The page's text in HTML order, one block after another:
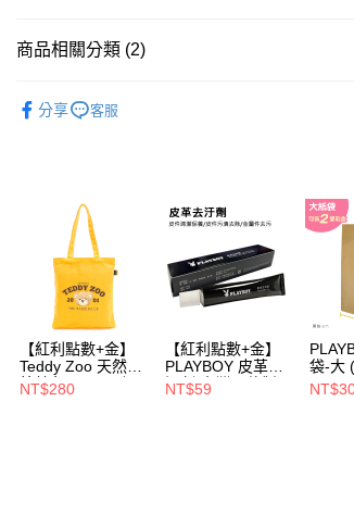
消。如遇「轉專審核」未通過狀況，表示未達大哥付你分
無法說明評估內容。
1.分期款項不併入電信帳單，「大哥付你分期」於每月結
醒簡訊。
1.本服務係由「台灣大哥大股份有限公司」（以下簡稱本
用戶於交易時，得透過本服務購買商品或服務，並由商店
款買賣價金債權讓與本公司後，依約使用本公司帳單繳交
2.基於同意付款使用「大哥付你分期」之契約關係目的，
資料（包含姓名、電話或地址）提供予台灣大哥大進項蒐
用，由本公司與您本人進行分期帳單所需資料之確認、
3.完整用戶服務條款，請詳閱以下連結：
https://
每筆NT$100，滿NT$900(含以上)免運費
付款後全家取貨
付款後萊爾富取貨
每筆NT$100，滿NT$700(含以上)免運費
7-11取貨付款
每筆NT$100，滿NT$900(含以上)免運費
付款後7-11取貨
商品相關分類 (2)
分享 客服
【紅利點數+金】
Teddy Zoo 天然全
棉純色Friendly帆
布袋-黃色
NT$280
【紅利點數+金】
PLAYBOY 皮革去
污劑(台灣哥倫製)-
(Y4003)
NT$59
袋-大